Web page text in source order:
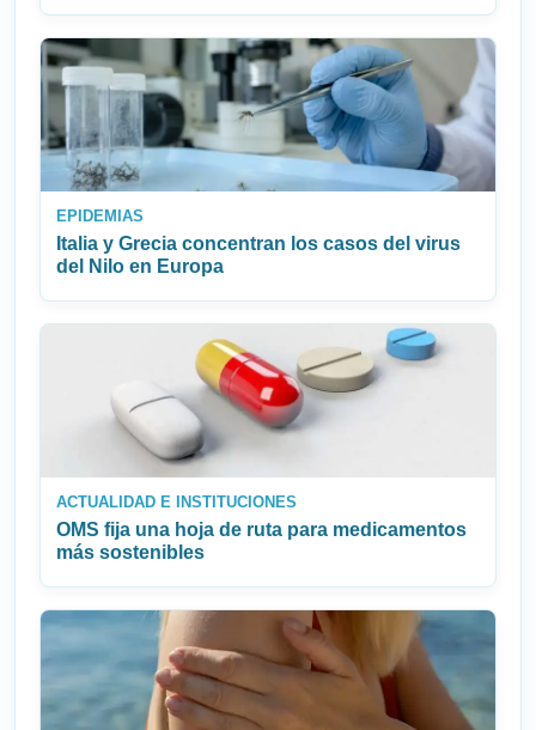
EPIDEMIAS
Italia y Grecia concentran los casos del virus
del Nilo en Europa
ACTUALIDAD E INSTITUCIONES
OMS fija una hoja de ruta para medicamentos
más sostenibles